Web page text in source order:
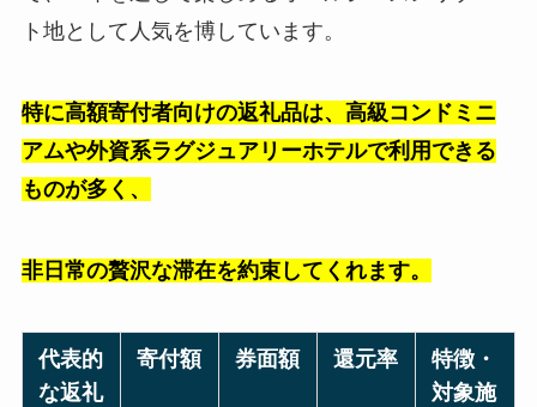
ト地として人気を博しています。
特に高額寄付者向けの返礼品は、高級コンドミニ
アムや外資系ラグジュアリーホテルで利用できる
ものが多く、
非日常の贅沢な滞在を約束してくれます。
代表的
な返礼
寄付額 券面額 還元率
特徴・
対象施